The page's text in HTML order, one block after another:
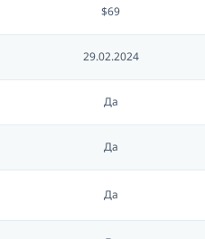
$69
29.02.2024
Да
Да
Да